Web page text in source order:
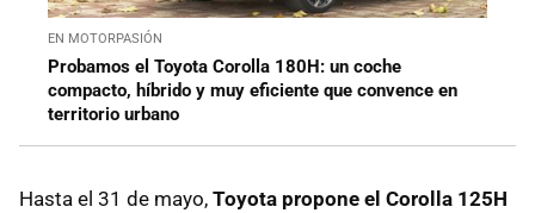
EN MOTORPASIÓN
Probamos el Toyota Corolla 180H: un coche
compacto, híbrido y muy eficiente que convence en
territorio urbano
Hasta el 31 de mayo, Toyota propone el Corolla 125H